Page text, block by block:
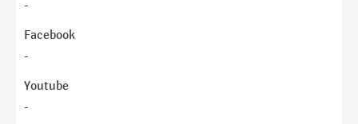
-
Facebook
-
Youtube
-